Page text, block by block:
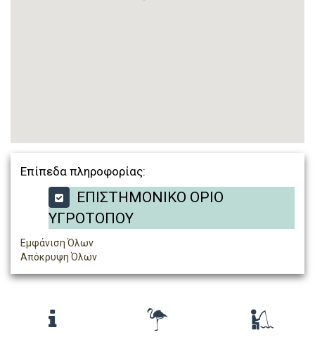
Επίπεδα πληροφορίας:
ΕΠΙΣΤΗΜΟΝΙΚΟ ΟΡΙΟ
ΥΓΡΟΤΟΠΟΥ
Εμφάνιση Όλων
Απόκρυψη Όλων